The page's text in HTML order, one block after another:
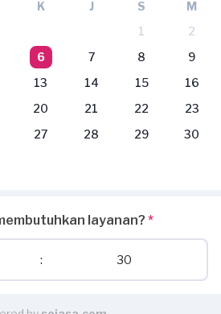
K J S
M
1
2
6 7 8
9
13 14 15
16
20 21 22
23
27 28 29
30
layanan? *
: 30